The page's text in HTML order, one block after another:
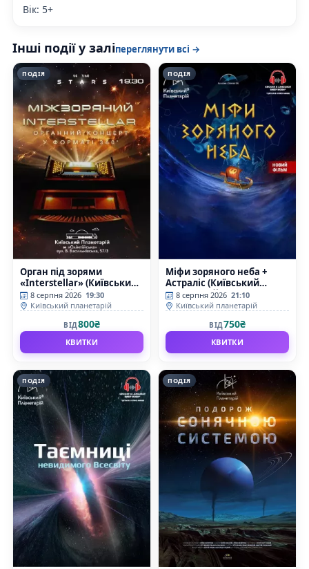
Вік: 5+
Інші події у заліпереглянути всі →
ПОДІЯ
Орган під зорями
«Interstellar» (Київський
планетарій)
8 серпня 2026 19:30
Київський планетарій
ВІД800₴
КВИТКИ
ПОДІЯ
Міфи зоряного неба +
Астраліс (Київський
планетарій)
8 серпня 2026 21:10
Київський планетарій
ВІД750₴
КВИТКИ
ПОДІЯ ПОДІЯ